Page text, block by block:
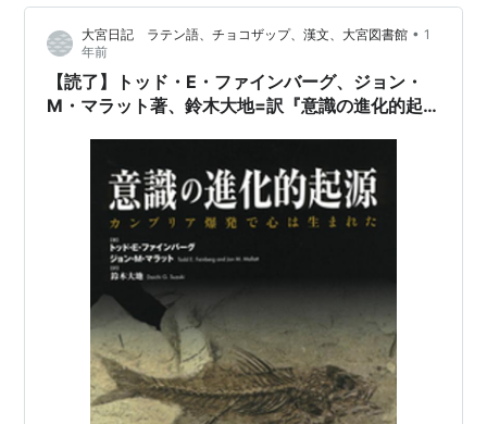
言われた社会主義アルバニアの崩壊と、その後の混乱の
時代を生き抜いた一人の少…
大宮日記 ラテン語、チョコザップ、漢文、大宮図書館 • 1
年前
【読了】トッド・E・ファインバーグ、ジョン・
M・マラット著、鈴木大地=訳『意識の進化的起